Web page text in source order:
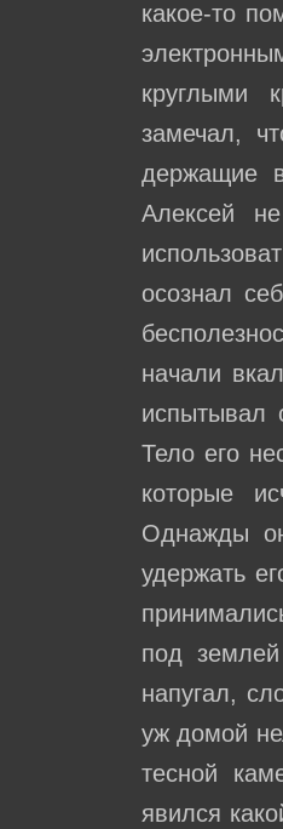
какое-то
круглыми
замечал,
держащие
Алексей
осознал
начали
испытывал
Тело его
которые
Однажды
удержать
под
напугал,
уж домой
тесной
явился